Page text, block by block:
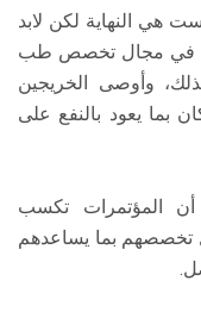
هي النهاية لكن لابد
في مجال تخصص طب
وأوصى الخريجين
بما يعود بالنفع على
أن المؤتمرات تكسب
تخصصهم بما يساعدهم